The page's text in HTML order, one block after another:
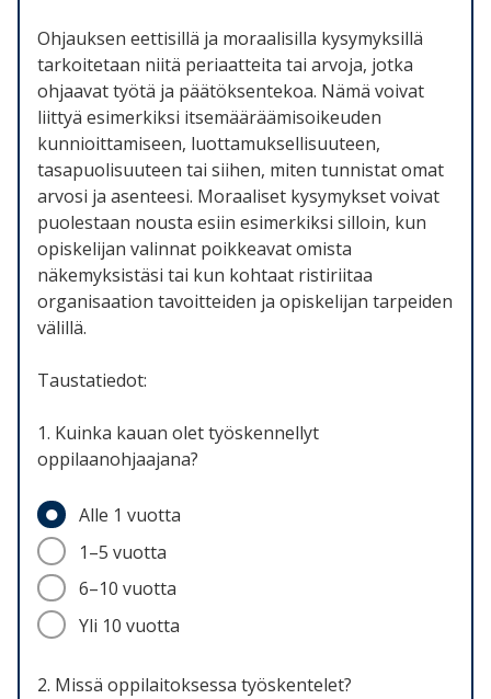
Ohjauksen eettisillä ja moraalisilla kysymyksillä
tarkoitetaan niitä periaatteita tai arvoja, jotka
ohjaavat työtä ja päätöksentekoa. Nämä voivat
liittyä esimerkiksi itsemääräämisoikeuden
kunnioittamiseen, luottamuksellisuuteen,
tasapuolisuuteen tai siihen, miten tunnistat omat
arvosi ja asenteesi. Moraaliset kysymykset voivat
puolestaan nousta esiin esimerkiksi silloin, kun
opiskelijan valinnat poikkeavat omista
näkemyksistäsi tai kun kohtaat ristiriitaa
organisaation tavoitteiden ja opiskelijan tarpeiden
välillä.
Taustatiedot:
1. Kuinka kauan olet työskennellyt
oppilaanohjaajana?
Alle 1 vuotta
1–5 vuotta
6–10 vuotta
Yli 10 vuotta
2. Missä oppilaitoksessa työskentelet?